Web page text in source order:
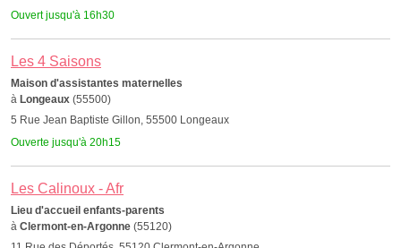
Ouvert jusqu'à 16h30
Les 4 Saisons
Maison d'assistantes maternelles
à Longeaux (55500)
5 Rue Jean Baptiste Gillon, 55500 Longeaux
Ouverte jusqu'à 20h15
Les Calinoux - Afr
Lieu d'accueil enfants-parents
à Clermont-en-Argonne (55120)